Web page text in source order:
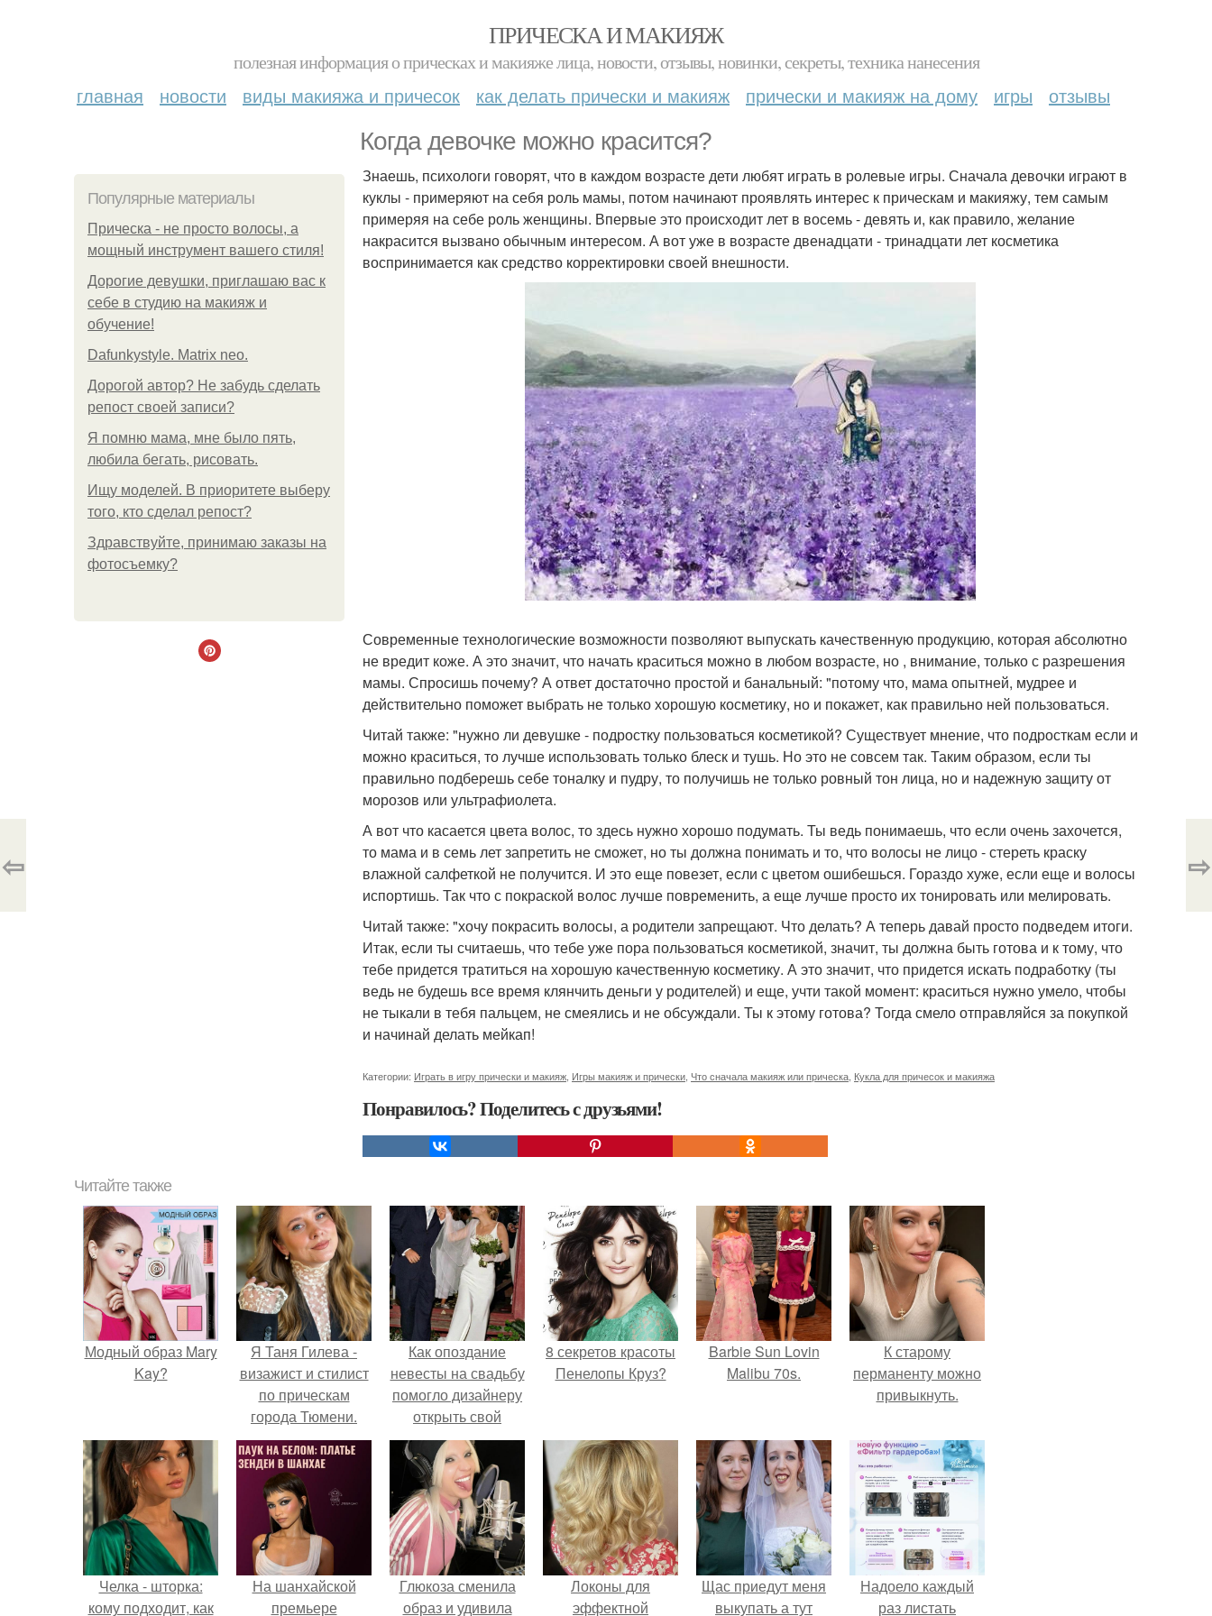
ПРИЧЕСКА И МАКИЯЖ
полезная информация о прическах и макияже лица, новости, отзывы, новинки, секреты, техника нанесения
главная новости виды макияжа и причесок как делать прически и макияж прически и макияж на дому игры отзывы
Когда девочке можно красится?
Популярные материалы
Прическа - не просто волосы, а
мощный инструмент вашего стиля!
Дорогие девушки, приглашаю вас к
себе в студию на макияж и
обучение!
Dafunkystyle. Matrix neo.
Дорогой автор? Не забудь сделать
репост своей записи?
Я помню мама, мне было пять,
любила бегать, рисовать.
Ищу моделей. В приоритете выберу
того, кто сделал репост?
Здравствуйте, принимаю заказы на
фотосъемку?
Знаешь, психологи говорят, что в каждом возрасте дети любят играть в ролевые игры. Сначала девочки играют в
куклы - примеряют на себя роль мамы, потом начинают проявлять интерес к прическам и макияжу, тем самым
примеряя на себе роль женщины. Впервые это происходит лет в восемь - девять и, как правило, желание
накрасится вызвано обычным интересом. А вот уже в возрасте двенадцати - тринадцати лет косметика
воспринимается как средство корректировки своей внешности.
Современные технологические возможности позволяют выпускать качественную продукцию, которая абсолютно
не вредит коже. А это значит, что начать краситься можно в любом возрасте, но , внимание, только с разрешения
мамы. Спросишь почему? А ответ достаточно простой и банальный: "потому что, мама опытней, мудрее и
действительно поможет выбрать не только хорошую косметику, но и покажет, как правильно ней пользоваться.
Читай также: "нужно ли девушке - подростку пользоваться косметикой? Существует мнение, что подросткам если и
можно краситься, то лучше использовать только блеск и тушь. Но это не совсем так. Таким образом, если ты
правильно подберешь себе тоналку и пудру, то получишь не только ровный тон лица, но и надежную защиту от
морозов или ультрафиолета.
А вот что касается цвета волос, то здесь нужно хорошо подумать. Ты ведь понимаешь, что если очень захочется,
то мама и в семь лет запретить не сможет, но ты должна понимать и то, что волосы не лицо - стереть краску
влажной салфеткой не получится. И это еще повезет, если с цветом ошибешься. Гораздо хуже, если еще и волосы
испортишь. Так что с покраской волос лучше повременить, а еще лучше просто их тонировать или мелировать.
Читай также: "хочу покрасить волосы, а родители запрещают. Что делать? А теперь давай просто подведем итоги.
Итак, если ты считаешь, что тебе уже пора пользоваться косметикой, значит, ты должна быть готова и к тому, что
тебе придется тратиться на хорошую качественную косметику. А это значит, что придется искать подработку (ты
ведь не будешь все время клянчить деньги у родителей) и еще, учти такой момент: краситься нужно умело, чтобы
не тыкали в тебя пальцем, не смеялись и не обсуждали. Ты к этому готова? Тогда смело отправляйся за покупкой
и начинай делать мейкап!
Категории: Играть в игру прически и макияж Игры макияж и прически Что сначала макияж или прическа Кукла для причесок и макияжа
Понравилось? Поделитесь с друзьями!
⇦ ⇨
Читайте также
Модный образ Mary
Kay?
Я Таня Гилева -
визажист и стилист
по прическам
города Тюмени.
Как опоздание
невесты на свадьбу
помогло дизайнеру
открыть свой
бренд.
8 секретов красоты
Пенелопы Круз?
Barbie Sun Lovin
Malibu 70s.
К старому
перманенту можно
привыкнуть.
Челка - шторка:
кому подходит, как
На шанхайской
премьере
Глюкоза сменила
образ и удивила
Локоны для
эффектной
Щас приедут меня
выкупать а тут
Надоело каждый
раз листать